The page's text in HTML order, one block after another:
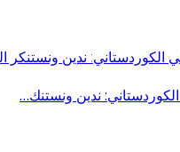
ندين ونستنك…